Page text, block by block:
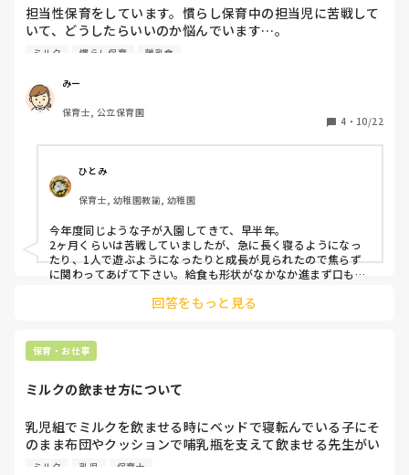
担当性保育をしています。慣らし保育中の担当児に苦戦して
いて、どうしたらいいのか悩んでいます…。
なかった。哺乳瓶からは水なら飲む。
→園ではミルクは拒否。一度だけ哺乳瓶から20ml飲んでく
れた。スプーン、コップ拒否。白湯も拒否。
・椅子に座っていられない。家庭では椅子に座る習慣がな
い。ご飯中はあそび食べで、30分くらいかけて園の離乳食の
半分を食べ切る。
→少しでも椅子に座れるよう、その子が好きな音の出るおも
ちゃをそばに置く。椅子から降りてしまったら抱っこで食べ
させる。数口食べると泣いて拒否。
(離乳食の形態が、家庭の方が進んでいた。家庭の形態に合
わせようにも、園の食材チェックをクリアできていない。家
・お昼寝はコット❌　ラックもほぼ❌　抱っこなら寝るがラ
起きる。泣き声がとても大きい。
遊べるが、寝るまでに大泣きで大変。
来月また新入園児が入り、私が担当する予定なので、少しで
も今の新入園児を慣れさせたいです。
私との信頼関係は、私が抱っこからおろすと泣いて後追いし
ミルク 慣らし保育 離乳食
みー
保育士, 公立保育園
4 ・ 10/22
ひとみ
保育士, 幼稚園教諭, 幼稚園
今年度同じような子が入園してきて、早半年。
2ヶ月くらいは苦戦していましたが、急に長く寝るようになっ
たり、1人で遊ぶようになったりと成長が見られたので焦らず
に関わってあげて下さい。給食も形状がなかなか進まず口も開
ミルクも10や20でお返しするひびでしたが、子供も精神的に落
回答をもっと見る
保育・お仕事
ミルクの飲ませ方について
乳児組でミルクを飲ませる時にベッドで寝転んでいる子にそ
のまま布団やクッションで哺乳瓶を支えて飲ませる先生がい
ます。
ミルク 乳児 保育士